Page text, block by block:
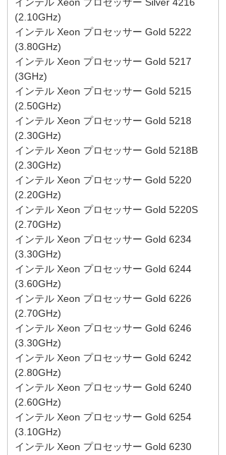
(2.10GHz)
インテル Xeon プロセッサー Gold 5222
(3.80GHz)
インテル Xeon プロセッサー Gold 5217
(3GHz)
インテル Xeon プロセッサー Gold 5215
(2.50GHz)
インテル Xeon プロセッサー Gold 5218
(2.30GHz)
インテル Xeon プロセッサー Gold 5218B
(2.30GHz)
インテル Xeon プロセッサー Gold 5220
(2.20GHz)
インテル Xeon プロセッサー Gold 5220S
(2.70GHz)
インテル Xeon プロセッサー Gold 6234
(3.30GHz)
インテル Xeon プロセッサー Gold 6244
(3.60GHz)
インテル Xeon プロセッサー Gold 6226
(2.70GHz)
インテル Xeon プロセッサー Gold 6246
(3.30GHz)
インテル Xeon プロセッサー Gold 6242
(2.80GHz)
インテル Xeon プロセッサー Gold 6240
(2.60GHz)
インテル Xeon プロセッサー Gold 6254
(3.10GHz)
インテル Xeon プロセッサー Gold 6230